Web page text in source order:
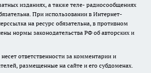
изданиях, а также теле- радиосообщениях
При использовании в Интернет-
на ресурс обязательна, в противном
нормы законодательства РФ об авторских и
ответственности за комментарии и
размещенные на сайте и его субдоменах.